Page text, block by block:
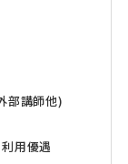
部講師他)
用優遇